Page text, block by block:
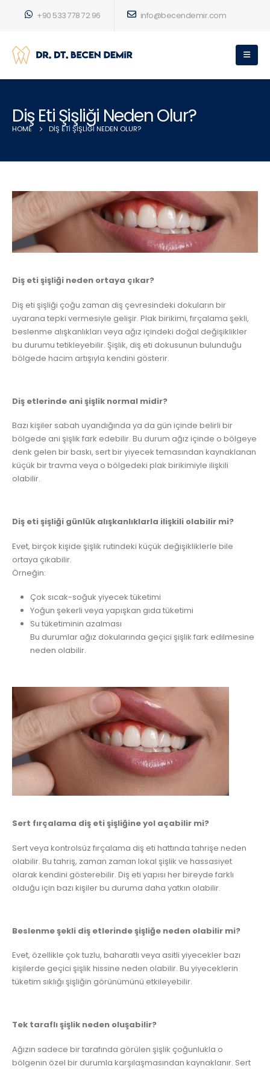
+90 533 778 72 96 info@becendemir.com
Diş Eti Şişliği Neden Olur?
HOME DIŞ ETI ŞIŞLIĞI NEDEN OLUR?
Diş eti şişliği neden ortaya çıkar?
Diş eti şişliği çoğu zaman diş çevresindeki dokuların bir
uyarana tepki vermesiyle gelişir. Plak birikimi, fırçalama şekli,
beslenme alışkanlıkları veya ağız içindeki doğal değişiklikler
bu durumu tetikleyebilir. Şişlik, diş eti dokusunun bulunduğu
bölgede hacim artışıyla kendini gösterir.
Diş etlerinde ani şişlik normal midir?
Bazı kişiler sabah uyandığında ya da gün içinde belirli bir
bölgede ani şişlik fark edebilir. Bu durum ağız içinde o bölgeye
denk gelen bir baskı, sert bir yiyecek temasından kaynaklanan
küçük bir travma veya o bölgedeki plak birikimiyle ilişkili
olabilir.
Diş eti şişliği günlük alışkanlıklarla ilişkili olabilir mi?
Evet, birçok kişide şişlik rutindeki küçük değişikliklerle bile
ortaya çıkabilir.
Örneğin:
Çok sıcak-soğuk yiyecek tüketimi
Yoğun şekerli veya yapışkan gıda tüketimi
Su tüketiminin azalması
Bu durumlar ağız dokularında geçici şişlik fark edilmesine
neden olabilir.
Sert fırçalama diş eti şişliğine yol açabilir mi?
Sert veya kontrolsüz fırçalama diş eti hattında tahrişe neden
olabilir. Bu tahriş, zaman zaman lokal şişlik ve hassasiyet
olarak kendini gösterebilir. Diş eti yapısı her bireyde farklı
olduğu için bazı kişiler bu duruma daha yatkın olabilir.
Beslenme şekli diş etlerinde şişliğe neden olabilir mi?
Evet, özellikle çok tuzlu, baharatlı veya asitli yiyecekler bazı
kişilerde geçici şişlik hissine neden olabilir. Bu yiyeceklerin
tüketim sıklığı şişliğin görünümünü etkileyebilir.
Tek taraflı şişlik neden oluşabilir?
Ağızın sadece bir tarafında görülen şişlik çoğunlukla o
bölgenin özel bir durumla karşılaşmasından kaynaklanır. Sert